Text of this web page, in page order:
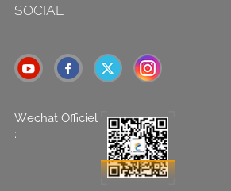
SOCIAL
Wechat Officiel
: